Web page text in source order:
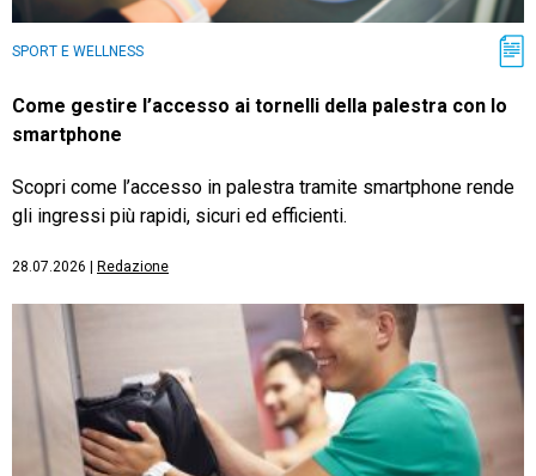
SPORT E WELLNESS
Come gestire l’accesso ai tornelli della palestra con lo
smartphone
Scopri come l’accesso in palestra tramite smartphone rende
gli ingressi più rapidi, sicuri ed efficienti.
28.07.2026 Redazione